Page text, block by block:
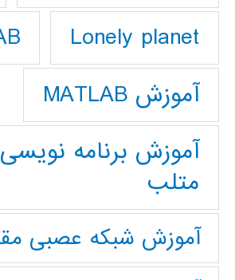
Lonely planet
آموزش MATLAB
آموزش برنامه
متلب
آموزش شبکه عصبی